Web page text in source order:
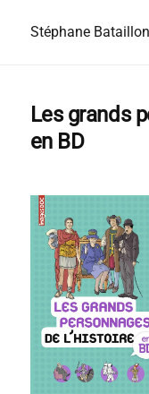
Stéphane Bataillon
Les grands
en BD